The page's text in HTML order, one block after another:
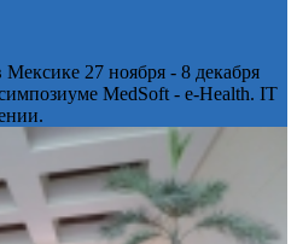
27 ноября - 8 декабря
MedSoft - e-Health. IT